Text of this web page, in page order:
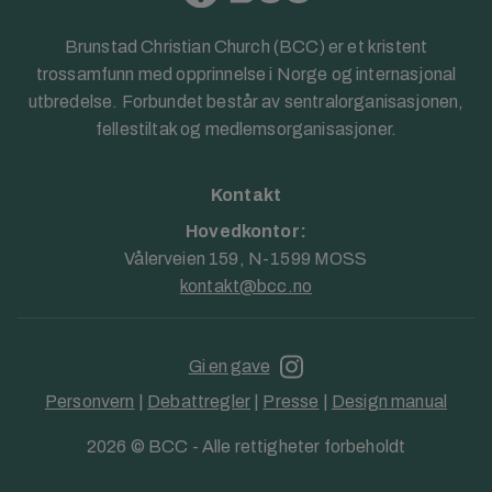
Brunstad Christian Church (BCC) er et kristent
trossamfunn med opprinnelse i Norge og internasjonal
utbredelse. Forbundet består av sentralorganisasjonen,
fellestiltak og medlemsorganisasjoner.
Kontakt
Hovedkontor:
Vålerveien 159, N-1599 MOSS
kontakt@bcc.no
Personvern Debattregler| Presse Design manual
2026 © BCC - Alle rettigheter forbeholdt
Gi en gave